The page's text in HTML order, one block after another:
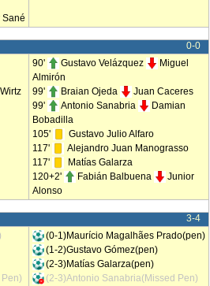
Sané
0-0
90' Gustavo Velázquez
Miguel
Almirón
99'
Braian Ojeda
Juan Caceres
99'
Antonio Sanabria
Damian
Bobadilla
105'
Gustavo Julio Alfaro
117'
Alejandro Juan Manograsso
117'
Matías Galarza
120+2'
Fabián Balbuena
Junior
Alonso
3-4
(0-1)Maurício Magalhães Prado(pen)
(1-2)Gustavo Gómez(pen)
(2-3)Matías Galarza(pen)
(2-3)Antonio Sanabria(Missed Pen)